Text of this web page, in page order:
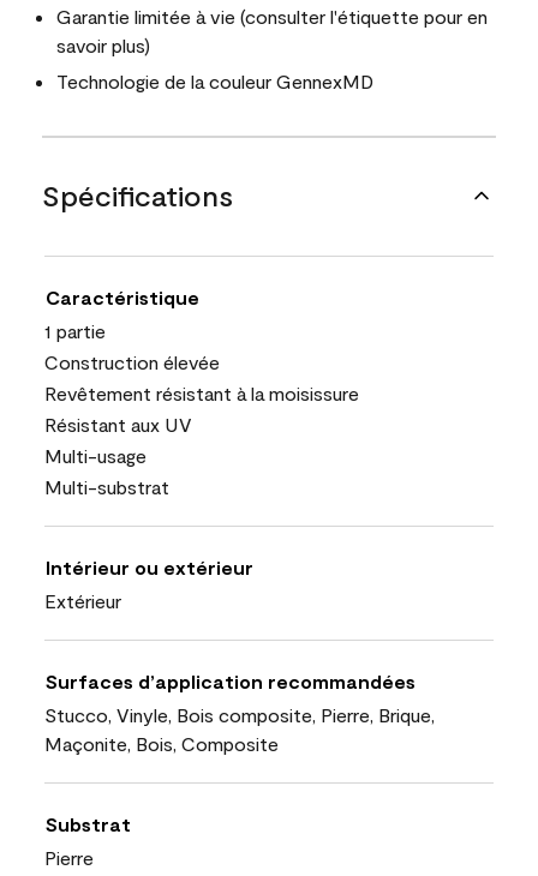
Garantie limitée à vie (consulter l'étiquette pour en
savoir plus)
Technologie de la couleur GennexMD
Spécifications
Caractéristique
1 partie
Construction élevée
Revêtement résistant à la moisissure
Résistant aux UV
Multi-usage
Multi-substrat
Intérieur ou extérieur
Extérieur
Surfaces d’application recommandées
Stucco, Vinyle, Bois composite, Pierre, Brique,
Maçonite, Bois, Composite
Substrat
Pierre